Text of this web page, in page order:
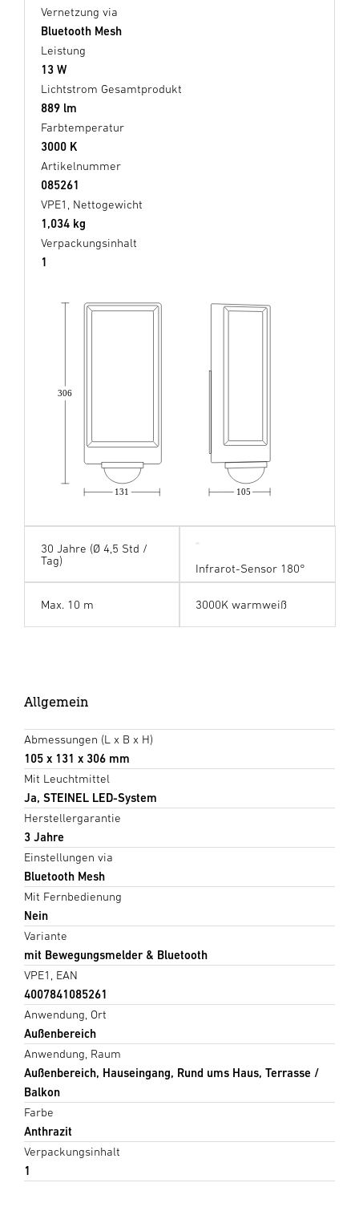
Vernetzung via
Bluetooth Mesh
Leistung
13 W
Lichtstrom Gesamtprodukt
889 lm
Farbtemperatur
3000 K
Artikelnummer
085261
VPE1, Nettogewicht
1,034 kg
Verpackungsinhalt
1
105
131
306
30 Jahre (Ø 4,5 Std /
Tag)
Infrarot-Sensor 180°
Max. 10 m 3000K warmweiß
Allgemein
Abmessungen (L x B x H)
105 x 131 x 306 mm
Mit Leuchtmittel
Ja, STEINEL LED-System
Herstellergarantie
3 Jahre
Einstellungen via
Bluetooth Mesh
Mit Fernbedienung
Nein
Variante
mit Bewegungsmelder & Bluetooth
VPE1, EAN
4007841085261
Anwendung, Ort
Außenbereich
Anwendung, Raum
Außenbereich, Hauseingang, Rund ums Haus, Terrasse /
Balkon
Farbe
Anthrazit
Verpackungsinhalt
1